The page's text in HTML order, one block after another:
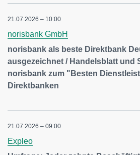
21.07.2026 – 10:00
norisbank GmbH
norisbank als beste Direktbank
ausgezeichnet / Handelsblatt und
norisbank zum "Besten
Direktbanken
21.07.2026 – 09:00
Expleo